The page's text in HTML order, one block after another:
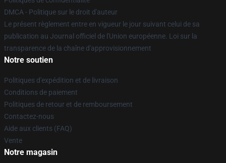
DMCA - Politique sur le droit d'auteur
Le présent règlement entre en vigueur le jour suivant celui de sa
publication au Journal officiel de l'Union européenne. Loi sur la
transparence de la chaîne d'approvisionnement
Notre soutien
Politiques d'expédition et de livraison
Conditions de paiement
Politiques de retour et de remboursement
Contactez-nous
Aide aux clients (FAQ)
Vente
Notre magasin